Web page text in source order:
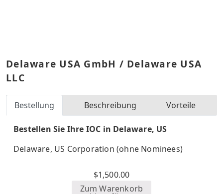
Delaware USA GmbH / Delaware USA
LLC
Bestellung Beschreibung Vorteile
Bestellen Sie Ihre IOC in Delaware, US
Delaware, US Corporation (ohne Nominees)
$1,500.00
Zum Warenkorb